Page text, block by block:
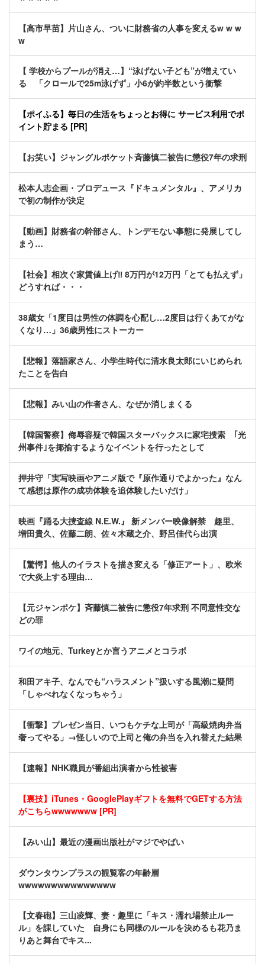
【高市早苗】片山さん、ついに財務省の人事を変えるw w w
w
【 学校からプールが消え…】“泳げない子ども”が増えてい
る 「クロールで25m泳げず」小6が約半数という衝撃
【ポイふる】毎日の生活をちょっとお得に サービス利用でポ
イント貯まる [PR]
【お笑い】ジャングルポケット斉藤慎二被告に懲役7年の求刑
松本人志企画・プロデュース『ドキュメンタル』、アメリカ
で初の制作が決定
【動画】財務省の幹部さん、トンデモない事態に発展してし
まう…
【社会】相次ぐ家賃値上げ‼ 8万円が12万円「とても払えず」
どうすれば・・・
38歳女「1度目は男性の体調を心配し…2度目は行くあてがな
くなり…」36歳男性にストーカー
【悲報】落語家さん、小学生時代に清水良太郎にいじめられ
たことを告白
【悲報】みい山の作者さん、なぜか消しまくる
【韓国警察】侮辱容疑で韓国スターバックスに家宅捜索 ｢光
州事件｣を揶揄するようなイベントを行ったとして
押井守「実写映画やアニメ版で『原作通りでよかった』なん
て感想は原作の成功体験を追体験したいだけ」
映画『踊る大捜査線 N.E.W.』 新メンバー映像解禁 趣里、
増田貴久、佐藤二朗、佐々木蔵之介、野呂佳代ら出演
【驚愕】他人のイラストを描き変える「修正アート」、欧米
で大炎上する理由…
【元ジャンポケ】斉藤慎二被告に懲役7年求刑 不同意性交な
どの罪
ワイの地元、Turkeyとか言うアニメとコラボ
和田アキ子、なんでも“ハラスメント”扱いする風潮に疑問
「しゃべれなくなっちゃう」
【衝撃】プレゼン当日、いつもケチな上司が「高級焼肉弁当
奢ってやる」→怪しいので上司と俺の弁当を入れ替えた結果
【速報】NHK職員が番組出演者から性被害
【裏技】iTunes・GooglePlayギフトを無料でGETする方法
がこちらwwwwwww [PR]
【みい山】最近の漫画出版社がマジでやばい
ダウンタウンプラスの観覧客の年齢層
wwwwwwwwwwwwwww
【文春砲】三山凌輝、妻・趣里に「キス・濡れ場禁止ルー
ル」を課していた 自身にも同様のルールを決めるも花乃ま
りあと舞台でキス...